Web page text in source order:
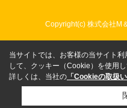
Copyright(c) 株式会社M
当サイトでは、お客様の当サイト
して、クッキー（Cookie）を使用し
詳しくは、当社の 「Cookieの取扱